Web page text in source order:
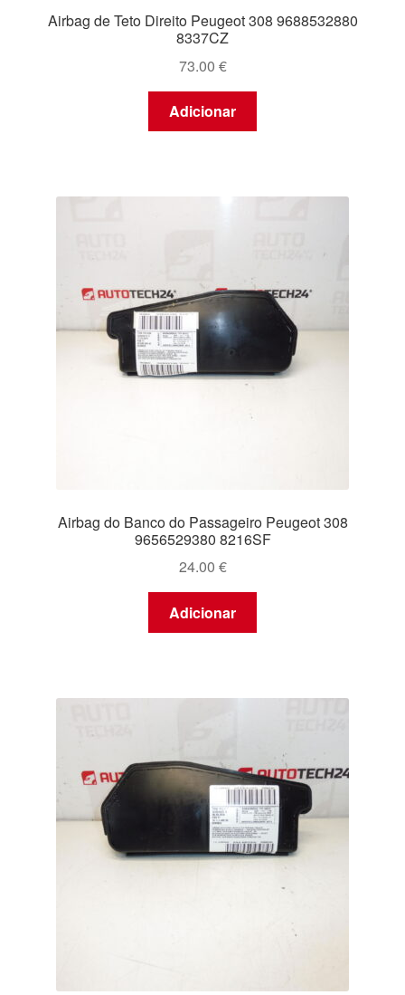
Airbag de Teto Direito Peugeot 308 9688532880
8337CZ
73.00 €
Adicionar
Airbag do Banco do Passageiro Peugeot 308
9656529380 8216SF
24.00 €
Adicionar